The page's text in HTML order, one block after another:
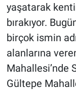
yaşatarak
bırakıyor.
birçok ismin
alanlarına
Mahallesi’nde
Gültepe